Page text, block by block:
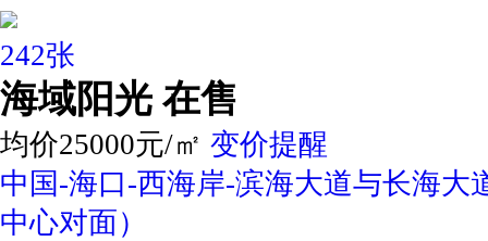
242张
海域阳光 在售
均价25000元/㎡ 变价提醒
中国-海口-西海岸-滨海大道与长海大
中心对面）